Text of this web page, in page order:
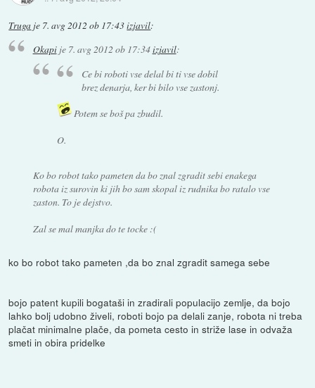
Truga je 7. avg 2012 ob 17:43izjavil:
Okapije 7. avg 2012 ob 17:34izjavil:
Ce bi roboti vse delal bi ti vse dobil
brez denarja, ker bi bilo vse zastonj.
Potem se boš pa zbudil.
O.
Ko bo robot tako pameten da bo znal zgradit sebi enakega
robota iz surovin ki jih bo sam skopal iz rudnika bo ratalo vse
zaston. To je dejstvo.
Zal se mal manjka do te tocke :(
ko bo robot tako pameten ,da bo znal zgradit samega sebe
bojo patent kupili bogataši in zradirali populacijo zemlje, da bojo
lahko bolj udobno živeli, roboti bojo pa delali zanje, robota ni treba
plačat minimalne plače, da pometa cesto in striže lase in odvaža
smeti in obira pridelke